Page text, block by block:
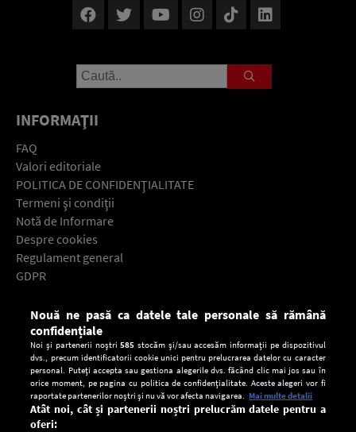
INFORMAŢII
FAQ
Valori editoriale
POLITICA DE CONFIDENŢIALITATE
Termeni şi condiţii
Notă de Informare
Despre cookies
Regulament general
GDPR
Descarcă gratuit aplicaţia Europa FM pentru smartphone:
Nouă ne pasă ca datele tale personale să rămână
confidențiale
Noi și partenerii noștri585 stocăm și/sau accesăm informații pe dispozitivul
dvs., precum identificatorii cookie unici pentru prelucrarea datelor cu caracter
personal. Puteți accepta sau gestiona alegerile dvs. făcând clic mai jos sau în
orice moment, pe pagina cu politica de confidențialitate. Aceste alegeri vor fi
raportate partenerilor noștri și nu vă vor afecta navigarea. Mai multe detalii
Atât noi, cât și partenerii noștri prelucrăm datele pentru a
oferi: